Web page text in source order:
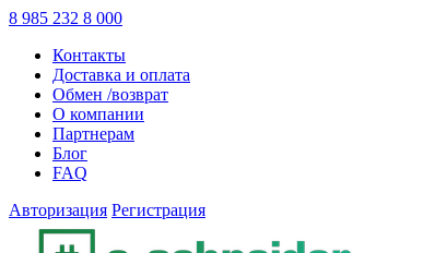
8 985 232 8 000
Контакты
Доставка и оплата
Обмен /возврат
О компании
Партнерам
Блог
FAQ
Авторизация Регистрация